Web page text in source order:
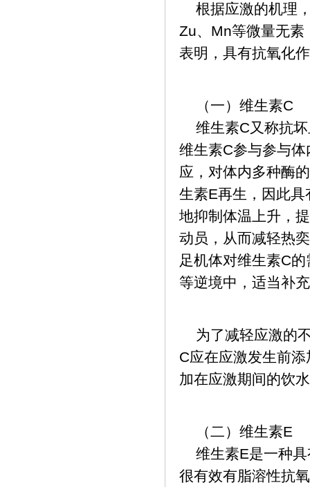
根据应激的机理
Zu、Mn等微量无素
表明，具有抗氧化
（一）维生素C
维生素C又称抗坏
维生素C参与参与
应，对体内多种酶
生素E再生，因此
地抑制体温上升，
动员，从而减轻热
足机体对维生素C
等逆境中，适当补
为了减轻应激的
C应在应激发生前
加在应激期间的饮
（二）维生素E
维生素E是一种具
很有效有脂溶性抗